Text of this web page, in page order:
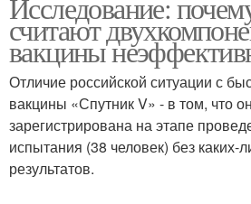
считают
вакцины
Отличие российской ситуации с
вакцины «Спутник V» - в том, что
зарегистрирована на этапе
испытания (38 человек) без каких-
результатов.